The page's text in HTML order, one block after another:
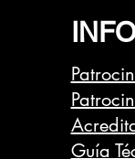
parte final
Guía